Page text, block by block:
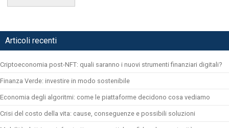
Articoli recenti
Criptoeconomia post-NFT: quali saranno i nuovi strumenti finanziari digitali?
Finanza Verde: investire in modo sostenibile
Economia degli algoritmi: come le piattaforme decidono cosa vediamo
Crisi del costo della vita: cause, conseguenze e possibili soluzioni